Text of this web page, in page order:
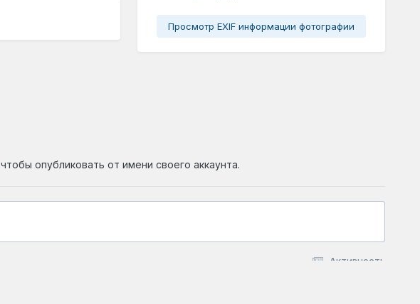
Просмотр EXIF информации фотографии
, чтобы опубликовать от имени своего аккаунта.
Активность